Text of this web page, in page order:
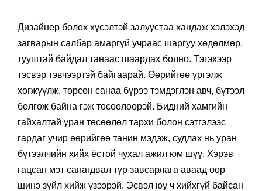
Дизайнер болох хүсэлтэй залуустаа хандаж хэлэхэд
загварын салбар амаргүй учраас шаргуу хөдөлмөр,
тууштай байдал танаас шаардах болно. Тэгэхээр
тэсвэр тэвчээртэй байгаарай. Өөрийгөө үргэлж
хөгжүүлж, төрсөн санаа бүрээ тэмдэглэн авч, бүтээл
болгож байна гэж төсөөлөөрэй. Бидний хамгийн
гайхалтай уран төсөөлөл тархи болон сэтгэлээс
гардаг учир өөрийгөө танин мэдэж, судлах нь уран
бүтээлчийн хийх ёстой чухал ажил юм шүү. Хэрэв
гацсан мэт санагдвал түр завсарлага аваад өөр
шинэ зүйл хийж үзээрэй. Эсвэл юу ч хийхгүй байсан